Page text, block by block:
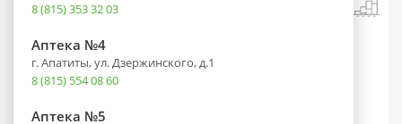
8 (815) 353 32 03
Аптека №4
г. Апатиты, ул. Дзержинского, д.1
8 (815) 554 08 60
Аптека №5